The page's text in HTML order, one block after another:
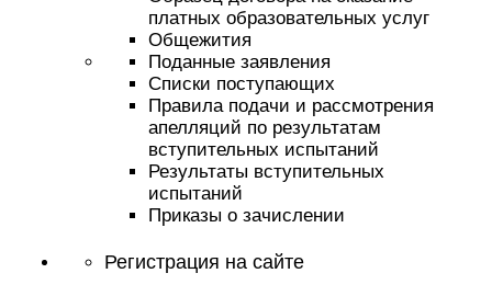
платных образовательных услуг
Общежития
Поданные заявления
Списки поступающих
Правила подачи и рассмотрения
апелляций по результатам
вступительных испытаний
Результаты вступительных
испытаний
Приказы о зачислении
Регистрация на сайте